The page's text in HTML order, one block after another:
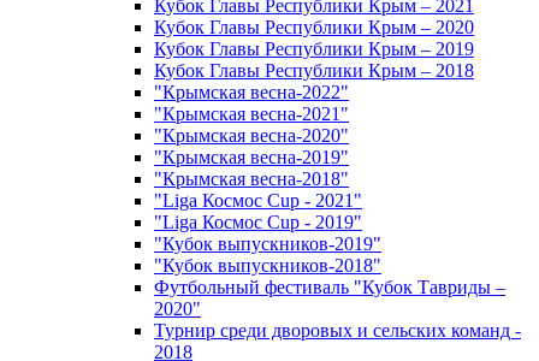
Кубок Главы Республики Крым – 2021
Кубок Главы Республики Крым – 2020
Кубок Главы Республики Крым – 2019
Кубок Главы Республики Крым – 2018
"Крымская весна-2022"
"Крымская весна-2021"
"Крымская весна-2020"
"Крымская весна-2019"
"Крымская весна-2018"
"Liga Космос Cup - 2021"
"Liga Космос Cup - 2019"
"Кубок выпускников-2019"
"Кубок выпускников-2018"
Футбольный фестиваль "Кубок Тавриды –
2020"
Турнир среди дворовых и сельских команд -
2018